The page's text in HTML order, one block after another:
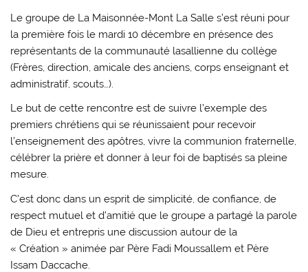
Le groupe de La Maisonnée-Mont La Salle s’est réuni pour
la première fois le mardi 10 décembre en présence des
représentants de la communauté lasallienne du collège
(Frères, direction, amicale des anciens, corps enseignant et
administratif, scouts…).
Le but de cette rencontre est de suivre l’exemple des
premiers chrétiens qui se réunissaient pour recevoir
l’enseignement des apôtres, vivre la communion fraternelle,
célébrer la prière et donner à leur foi de baptisés sa pleine
mesure.
C’est donc dans un esprit de simplicité, de confiance, de
respect mutuel et d’amitié que le groupe a partagé la parole
de Dieu et entrepris une discussion autour de la
« Création » animée par Père Fadi Moussallem et Père
Issam Daccache.